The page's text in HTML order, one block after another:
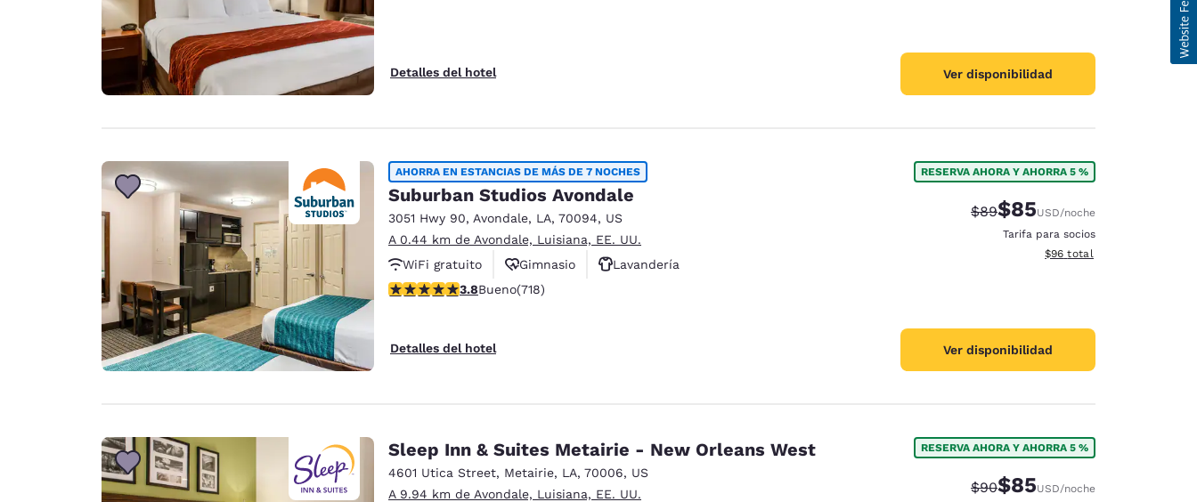
Detalles del hotel Ver disponibilidad
AHORRA EN ESTANCIAS DE MÁS DE 7 NOCHES
Suburban Studios Avondale
3051 Hwy 90, Avondale, LA, 70094, US
A 0.44 km de Avondale, Luisiana, EE. UU.
WiFi gratuito
Gimnasio
Lavandería
calificación de 3.81 estrellas. Bueno. 718 reseñas
3.8Bueno(718)
Detalles del hotel
RESERVA AHORA Y AHORRA 5 %
Precio tachado:
$89Precio con descuento:
$85USD/noche
Tarifa para socios
Ver detalles del total
$96 total
Ver disponibilidad
Sleep Inn & Suites Metairie - New Orleans West
4601 Utica Street, Metairie, LA, 70006, US
A 9.94 km de Avondale, Luisiana, EE. UU.
RESERVA AHORA Y AHORRA 5 %
Precio tachado:
$90Precio con descuento:
$85USD/noche